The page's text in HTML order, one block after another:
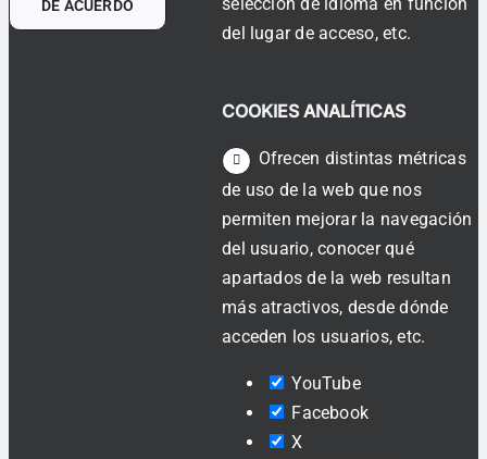
DE ACUERDO
selección de idioma en función
del lugar de acceso, etc.
COOKIES ANALÍTICAS
Ofrecen distintas métricas
de uso de la web que nos
permiten mejorar la navegación
del usuario, conocer qué
apartados de la web resultan
más atractivos, desde dónde
acceden los usuarios, etc.
YouTube
Facebook
X